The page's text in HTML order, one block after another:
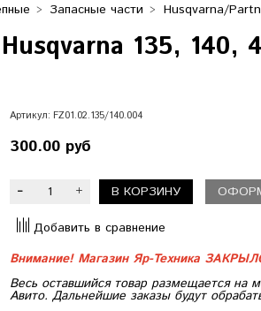
Запасные части Husqvarna/
135, 140,
Артикул: FZ01.02.135/140.004
300.00 руб
В КОРЗИНУ
Добавить в сравнение
Внимание! Магазин Яр-Техника
Весь оставшийся товар размещается на
Авито. Дальнейшие заказы будут